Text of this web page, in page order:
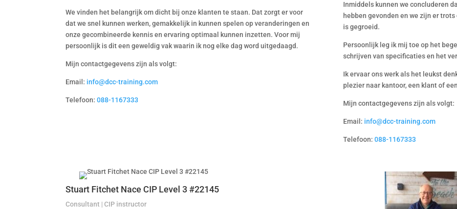
We vinden het belangrijk om dicht bij onze klanten te staan. Dat zorgt er voor
dat we snel kunnen werken, gemakkelijk in kunnen spelen op veranderingen en
onze gecombineerde kennis en ervaring optimaal kunnen inzetten. Voor mij
persoonlijk is dit een geweldig vak waarin ik nog elke dag word uitgedaagd.
Mijn contactgegevens zijn als volgt:
Email: info@dcc-training.com
Telefoon:088-1167333
Inmiddels kunnen we concluderen
hebben gevonden en we zijn er
is gegroeid.
Persoonlijk leg ik mij toe op het
schrijven van specificaties en het
Ik ervaar ons werk als het leukst
plezier naar kantoor, een klant of
Mijn contactgegevens zijn als volgt:
Email: info@dcc-training.com
Telefoon: 088-1167333
Stuart Fitchet Nace CIP Level 3 #22145
Consultant | CIP instructor